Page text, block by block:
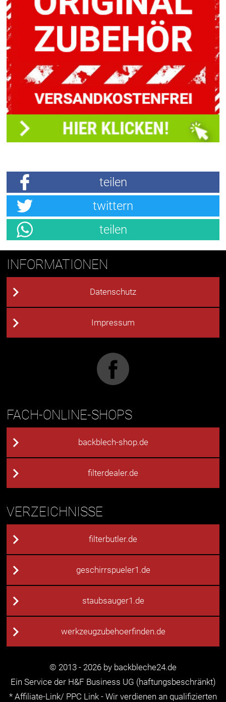
teilen
twittern
teilen
INFORMATIONEN
Datenschutz
Impressum
FACH-ONLINE-SHOPS
backblech-shop.de
filterdealer.de
VERZEICHNISSE
filterbutler.de
geschirrspueler1.de
staubsauger1.de
werkzeugzubehoerfinden.de
© 2013 - 2026 by backbleche24.de
Ein Service der H&F Business UG (haftungsbeschränkt)
* Affiliate-Link/ PPC Link - Wir verdienen an qualifizierten